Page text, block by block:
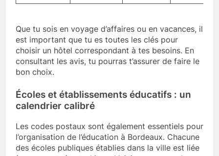
Que tu sois en voyage d’affaires ou en vacances, il
est important que tu es toutes les clés pour
choisir un hôtel correspondant à tes besoins. En
consultant les avis, tu pourras t’assurer de faire le
bon choix.
Écoles et établissements éducatifs : un
calendrier calibré
Les codes postaux sont également essentiels pour
l’organisation de l’éducation à Bordeaux. Chacune
des écoles publiques établies dans la ville est liée